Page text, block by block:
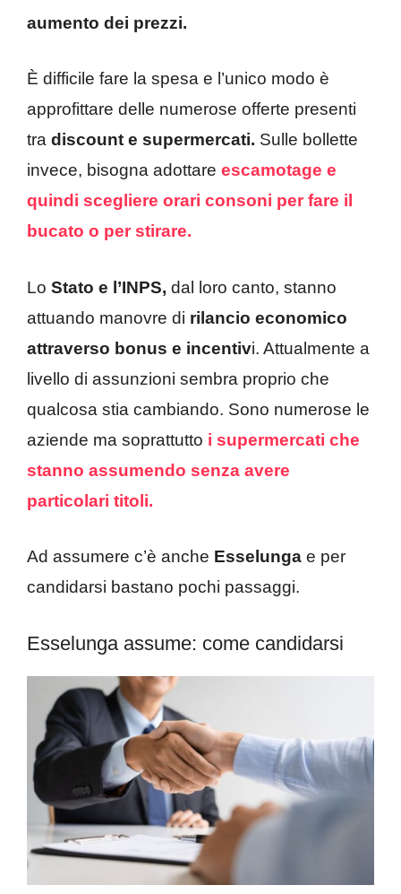
aumento dei prezzi.
È difficile fare la spesa e l’unico modo è
approfittare delle numerose offerte presenti
tra discount e supermercati. Sulle bollette
invece, bisogna adottare escamotage e
quindi scegliere orari consoni per fare il
bucato o per stirare.
Lo Stato e l’INPS, dal loro canto, stanno
attuando manovre di rilancio economico
attraverso bonus e incentivi. Attualmente a
livello di assunzioni sembra proprio che
qualcosa stia cambiando. Sono numerose le
aziende ma soprattutto i supermercati che
stanno assumendo senza avere
particolari titoli.
Ad assumere c’è anche Esselunga e per
candidarsi bastano pochi passaggi.
Esselunga assume: come candidarsi